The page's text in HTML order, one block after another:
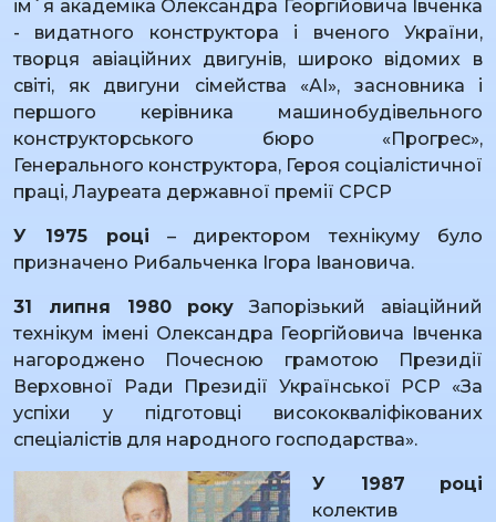
ім`я академіка Олександра Георгійовича Івченка
- видатного конструктора і вченого України,
творця авіаційних двигунів, широко відомих в
світі, як двигуни сімейства «АІ», засновника і
першого керівника машинобудівельного
конструкторського бюро «Прогрес»,
Генерального конструктора, Героя соціалістичної
праці, Лауреата державної премії СРСР
У 1975 році – директором технікуму було
призначено Рибальченка Ігора Івановича.
31 липня 1980 року Запорізький авіаційний
технікум імені Олександра Георгійовича Івченка
нагороджено Почесною грамотою Президії
Верховної Ради Президії Української РСР «За
успіхи у підготовці висококваліфікованих
спеціалістів для народного господарства».
У 1987 році
колектив